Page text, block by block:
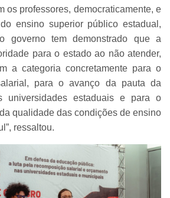
os professores, democraticamente, e
ensino superior público estadual,
governo tem demonstrado que a
para o estado ao não atender,
a categoria concretamente para o
para o avanço da pauta da
universidades estaduais e para o
qualidade das condições de ensino
ressaltou.